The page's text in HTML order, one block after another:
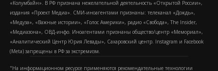
«Колумбайн». В РФ признана нежелательной деятельность «Открытой России»,
издания «Проект Медиа». СМИ-иноагентами признаны: телеканал «Дождь»,
«Медуза», «Важные истории», «Голос Америки», радио «Свобода», The Insider,
«Медиазона», ОВД-инфо. Иноагентами признаны общество/центр «Мемориал»,
«Аналитический Центр Юрия Левады», Сахаровский центр. Instagram и Facebook
(Metа) запрещены в РФ за экстремизм.
"На информационном ресурсе применяются рекомендательные технологии